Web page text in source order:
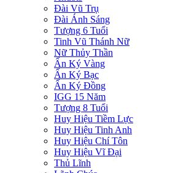
Đài Vũ Trụ
Đài Ánh Sáng
Tượng 6 Tuổi
Tinh Vũ Thánh Nữ
Nữ Thủy Thần
Ấn Ký Vàng
Ấn Ký Bạc
Ấn Ký Đồng
IGG 15 Năm
Tượng 8 Tuổi
Huy Hiệu Tiềm Lực
Huy Hiệu Tinh Anh
Huy Hiệu Chí Tôn
Huy Hiệu Vĩ Đại
Thủ Lĩnh